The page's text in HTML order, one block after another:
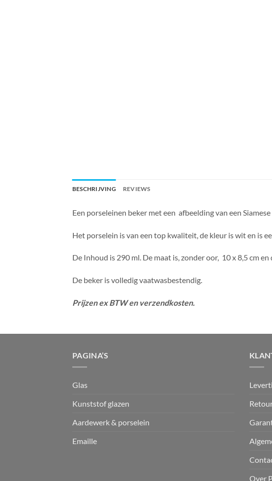
BESCHRIJVING REVIEWS
Een porseleinen beker met een afbeelding van een
Het porselein is van een top kwaliteit, de kleur is wit en is
De Inhoud is 290 ml. De maat is, zonder oor, 10 x 8,5 cm en
De beker is volledig vaatwasbestendig.
Prijzen ex BTW en verzendkosten.
PAGINA’S
Glas
Kunststof glazen
Aardewerk & porselein
Emaille
Over